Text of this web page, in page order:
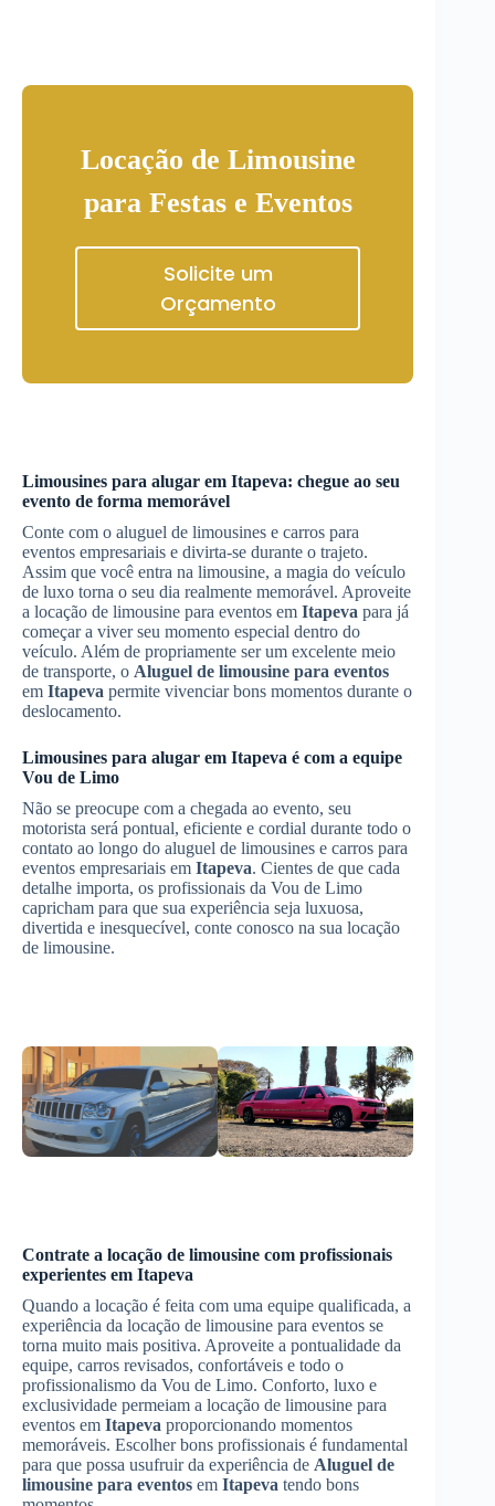
Locação de Limousine
para Festas e Eventos
Solicite um
Orçamento
Limousines para alugar em Itapeva: chegue ao seu
evento de forma memorável
Conte com o aluguel de limousines e carros para
eventos empresariais e divirta-se durante o trajeto.
Assim que você entra na limousine, a magia do veículo
de luxo torna o seu dia realmente memorável. Aproveite
a locação de limousine para eventos em Itapeva para já
começar a viver seu momento especial dentro do
veículo. Além de propriamente ser um excelente meio
de transporte, o Aluguel de limousine para eventos
em Itapeva permite vivenciar bons momentos durante o
deslocamento.
Limousines para alugar em Itapeva é com a equipe
Vou de Limo
Não se preocupe com a chegada ao evento, seu
motorista será pontual, eficiente e cordial durante todo o
contato ao longo do aluguel de limousines e carros para
eventos empresariais em Itapeva. Cientes de que cada
detalhe importa, os profissionais da Vou de Limo
capricham para que sua experiência seja luxuosa,
divertida e inesquecível, conte conosco na sua locação
de limousine.
Contrate a locação de limousine com profissionais
experientes em Itapeva
Quando a locação é feita com uma equipe qualificada, a
experiência da locação de limousine para eventos se
torna muito mais positiva. Aproveite a pontualidade da
equipe, carros revisados, confortáveis e todo o
profissionalismo da Vou de Limo. Conforto, luxo e
exclusividade permeiam a locação de limousine para
eventos em Itapeva proporcionando momentos
memoráveis. Escolher bons profissionais é fundamental
para que possa usufruir da experiência de Aluguel de
limousine para eventos em Itapeva tendo bons